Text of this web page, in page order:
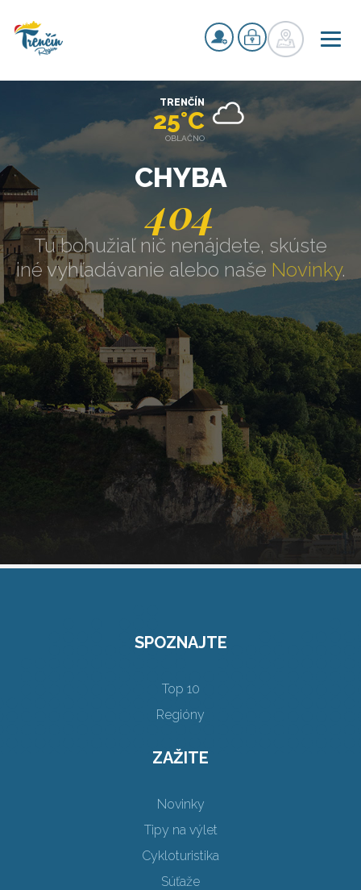
CHYBA
404
Tu bohužiaľ nič nenájdete, skúste
iné vyhľadávanie alebo naše Novinky.
TRENČÍN
25°C
OBLAČNO
SPOZNAJTE
Top 10
Regióny
ZAŽITE
Novinky
Tipy na výlet
Cykloturistika
Súťaže